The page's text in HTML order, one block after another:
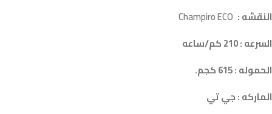
النقشه : Champiro ECO
السرعه : 210 كم/ساعه
الحموله : 615 كجم.
الماركه : جي تي